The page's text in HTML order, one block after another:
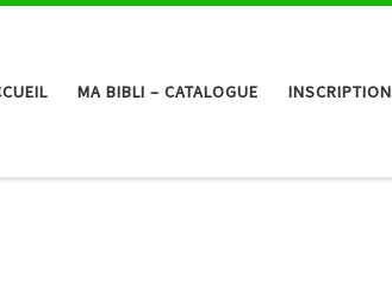
MA BIBLI – CATALOGUE INSCRIPTION